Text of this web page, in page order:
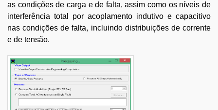
as condições de carga e de falta, assim como os níveis de
interferência total por acoplamento indutivo e capacitivo
nas condições de falta, incluindo distribuições de corrente
e de tensão.